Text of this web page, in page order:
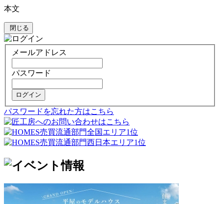
本文
閉じる
メールアドレス
パスワード
ログイン
パスワードを忘れた方はこちら